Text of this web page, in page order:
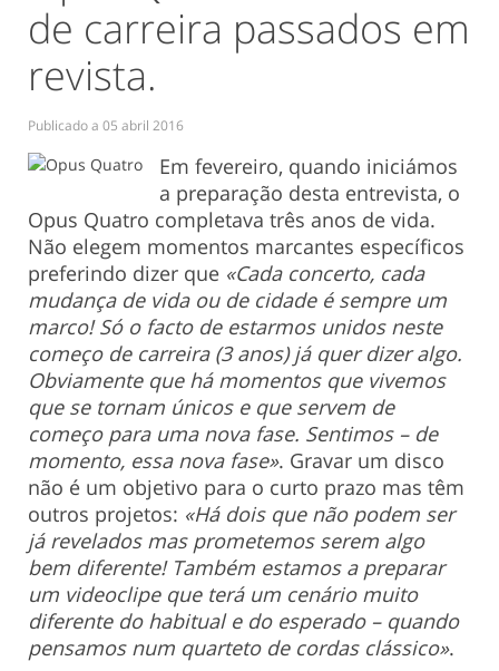
de carreira passados em
revista.
Publicado a 05 abril 2016
Em fevereiro, quando iniciámos
a preparação desta entrevista, o
Opus Quatro completava três anos de vida.
Não elegem momentos marcantes específicos
preferindo dizer que «Cada concerto, cada
mudança de vida ou de cidade é sempre um
marco! Só o facto de estarmos unidos neste
começo de carreira (3 anos) já quer dizer algo.
Obviamente que há momentos que vivemos
que se tornam únicos e que servem de
começo para uma nova fase. Sentimos – de
momento, essa nova fase». Gravar um disco
não é um objetivo para o curto prazo mas têm
outros projetos: «Há dois que não podem ser
já revelados mas prometemos serem algo
bem diferente! Também estamos a preparar
um videoclipe que terá um cenário muito
diferente do habitual e do esperado – quando
pensamos num quarteto de cordas clássico».